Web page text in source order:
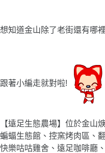
想知道金山除了老街還有哪
跟著小編走就對啦!
【遠足生態農場】位於金山
蝙蝠生態館、控窯烤肉區、
快樂咕咕雞舍、遠足咖啡廳